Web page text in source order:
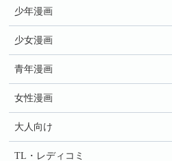
少年漫画
少女漫画
青年漫画
女性漫画
大人向け
TL・レディコミ